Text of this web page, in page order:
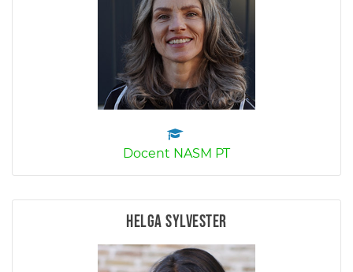
Docent NASM PT
Helga Sylvester